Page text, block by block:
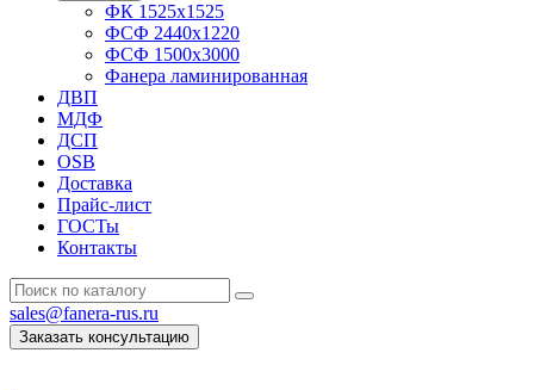
ФК 1525х1525
ФСФ 2440х1220
ФСФ 1500х3000
Фанера ламинированная
ДВП
МДФ
ДСП
OSB
Доставка
Прайс-лист
ГОСТы
Контакты
sales@fanera-rus.ru
Заказать консультацию